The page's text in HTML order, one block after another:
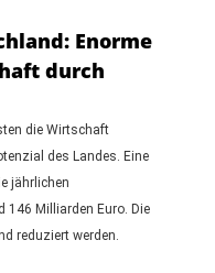
Enorme
durch
die Wirtschaft
des Landes. Eine
jährlichen
146 Milliarden Euro. Die
reduziert werden.